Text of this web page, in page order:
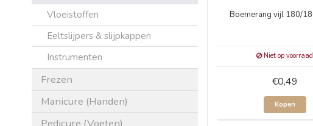
Vloeistoffen
Eeltslijpers & slijpkappen
Instrumenten
Frezen
Manicure (Handen)
Pedicure (Voeten)
Boemerang vijl 180/
Niet op voorraad
€0,49
Kopen